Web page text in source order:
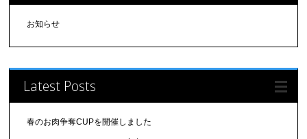
お知らせ
Latest Posts
春のお肉争奪CUPを開催しました